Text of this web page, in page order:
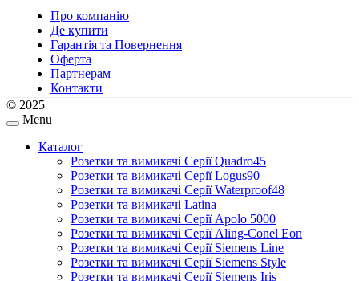
Про компанію
Де купити
Гарантія та Повернення
Оферта
Партнерам
Контакти
© 2025
Menu
Каталог
Розетки та вимикачі Серії Quadro45
Розетки та вимикачі Серії Logus90
Розетки та вимикачі Серії Waterproof48
Розетки та вимикачі Latina
Розетки та вимикачі Серії Apolo 5000
Розетки та вимикачі Серії Aling-Conel Eon
Розетки та вимикачі Серії Siemens Line
Розетки та вимикачі Серії Siemens Style
Розетки та вимикачі Серії Siemens Iris